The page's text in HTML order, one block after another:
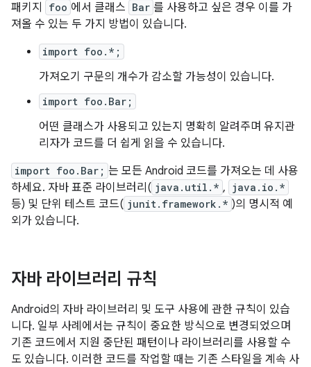
패키지 foo 에서 클래스 Bar 를 사용하고 싶은 경우 이를 가
져올 수 있는 두 가지 방법이 있습니다.
import foo.*;
가져오기 구문의 개수가 감소할 가능성이 있습니다.
import foo.Bar;
어떤 클래스가 사용되고 있는지 명확히 알려주며 유지관
리자가 코드를 더 쉽게 읽을 수 있습니다.
import foo.Bar; 는 모든 Android 코드를 가져오는 데 사용
하세요. 자바 표준 라이브러리( java.util.* , java.io.*
등) 및 단위 테스트 코드( junit.framework.* )의 명시적 예
외가 있습니다.
자바 라이브러리 규칙
Android의 자바 라이브러리 및 도구 사용에 관한 규칙이 있습
니다. 일부 사례에서는 규칙이 중요한 방식으로 변경되었으며
기존 코드에서 지원 중단된 패턴이나 라이브러리를 사용할 수
도 있습니다. 이러한 코드를 작업할 때는 기존 스타일을 계속 사